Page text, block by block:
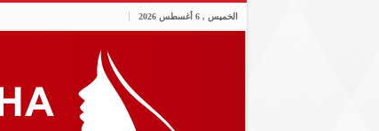
الخميس , 6 أغسطس 2026